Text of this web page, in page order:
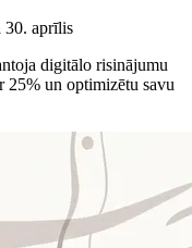
30. aprīlis
digitālo risinājumu
25% un optimizētu savu